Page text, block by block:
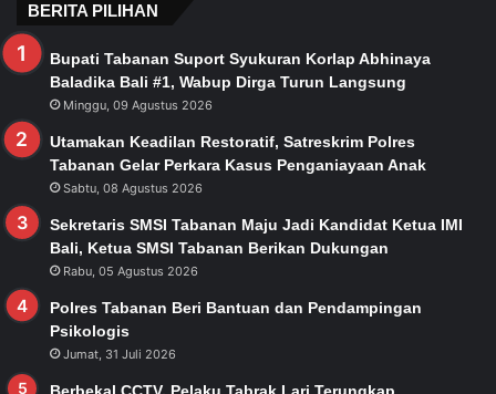
BERITA PILIHAN
Bupati Tabanan Suport Syukuran Korlap Abhinaya
Baladika Bali #1, Wabup Dirga Turun Langsung
Minggu, 09 Agustus 2026
Utamakan Keadilan Restoratif, Satreskrim Polres
Tabanan Gelar Perkara Kasus Penganiayaan Anak
Sabtu, 08 Agustus 2026
Sekretaris SMSI Tabanan Maju Jadi Kandidat Ketua IMI
Bali, Ketua SMSI Tabanan Berikan Dukungan
Rabu, 05 Agustus 2026
Polres Tabanan Beri Bantuan dan Pendampingan
Psikologis
Jumat, 31 Juli 2026